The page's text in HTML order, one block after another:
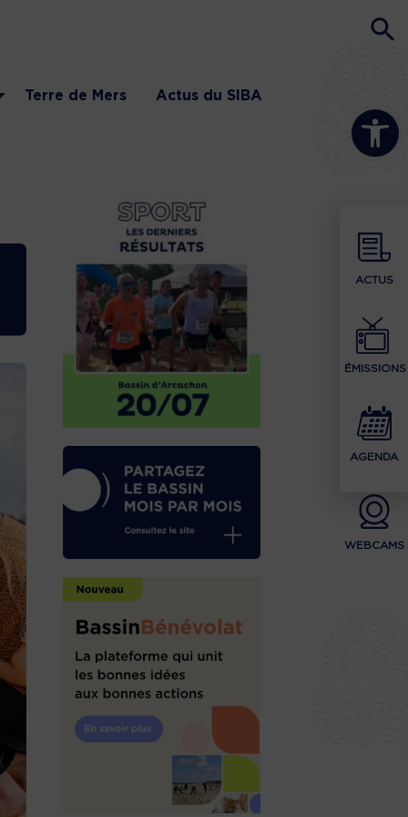
Ouvrir la
ACTUS
ÉMISSIONS
AGENDA
WEBCAMS
Terre de Mers Actus du SIBA